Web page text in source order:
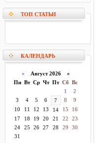
ТОП СТАТЬИ
КАЛЕНДАРЬ
« Август 2026 »
Пн Вт Ср Чт Пт Сб Вс
1
2
3
4 5 6 7 8
9
10
11 12 13 14 15
16
17
18 19 20 21 22
23
24
25 26 27 28 29
30
31